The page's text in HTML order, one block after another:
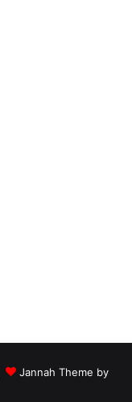
Jannah Theme by